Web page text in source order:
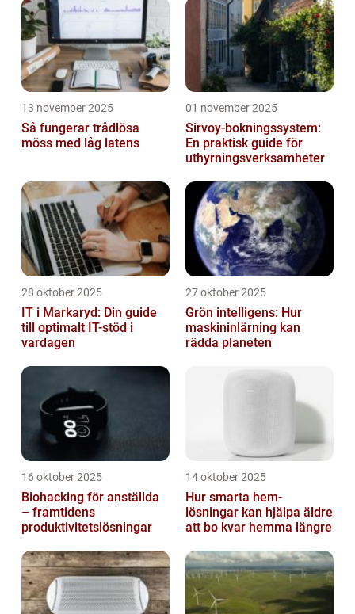
13 november 2025
Så fungerar trådlösa
möss med låg latens
01 november 2025
Sirvoy-bokningssystem:
En praktisk guide för
uthyrningsverksamheter
28 oktober 2025
IT i Markaryd: Din guide
till optimalt IT-stöd i
vardagen
27 oktober 2025
Grön intelligens: Hur
maskininlärning kan
rädda planeten
16 oktober 2025
Biohacking för anställda
– framtidens
produktivitetslösningar
14 oktober 2025
Hur smarta hem-
lösningar kan hjälpa äldre
att bo kvar hemma längre